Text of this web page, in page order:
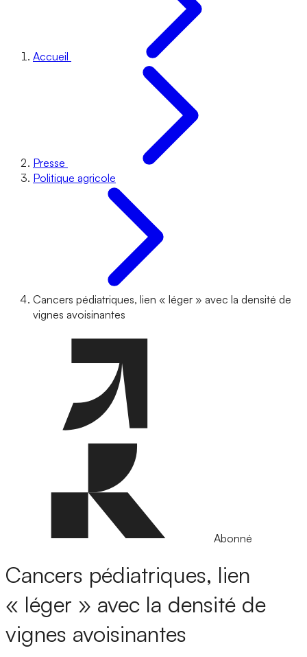
Accueil
Presse
Politique agricole
Cancers pédiatriques, lien « léger » avec la densité de
vignes avoisinantes
Abonné
Cancers pédiatriques, lien
« léger » avec la densité de
vignes avoisinantes